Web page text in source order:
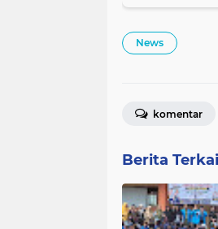
News
komentar
Berita